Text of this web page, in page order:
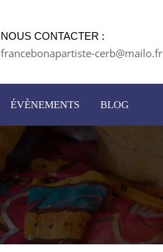
NOUS CONTACTER :
francebonapartiste-cerb@mailo.fr
ÉVÈNEMENTS BLOG